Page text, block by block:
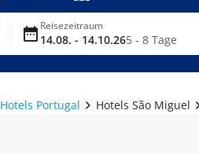
Reisezeitraum
14.08. - 14.10.265 - 8 Tage
Hotels Portugal Hotels São Miguel